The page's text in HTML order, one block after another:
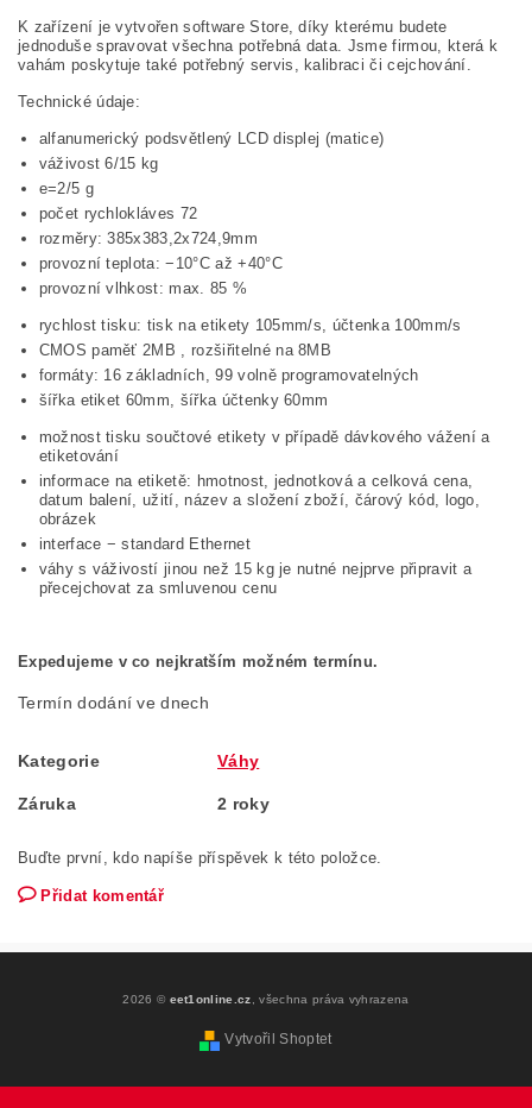
K zařízení je vytvořen software Store, díky kterému budete
jednoduše spravovat všechna potřebná data. Jsme firmou, která k
vahám poskytuje také potřebný servis, kalibraci či cejchování.
Technické údaje:
alfanumerický podsvětlený LCD displej (matice)
váživost 6/15 kg
e=2/5 g
počet rychlokláves 72
rozměry: 385x383,2x724,9mm
provozní teplota: −10°C až +40°C
provozní vlhkost: max. 85 %
rychlost tisku: tisk na etikety 105mm/s, účtenka 100mm/s
CMOS paměť 2MB , rozšiřitelné na 8MB
formáty: 16 základních, 99 volně programovatelných
šířka etiket 60mm, šířka účtenky 60mm
možnost tisku součtové etikety v případě dávkového vážení a
etiketování
informace na etiketě: hmotnost, jednotková a celková cena,
datum balení, užití, název a složení zboží, čárový kód, logo,
obrázek
interface − standard Ethernet
váhy s váživostí jinou než 15 kg je nutné nejprve připravit a
přecejchovat za smluvenou cenu
Expedujeme v co nejkratším možném termínu.
Termín dodání ve dnech
Kategorie Váhy
Záruka 2 roky
Buďte první, kdo napíše příspěvek k této položce.
Přidat komentář
2026 © eet1online.cz , všechna práva vyhrazena
Vytvořil Shoptet